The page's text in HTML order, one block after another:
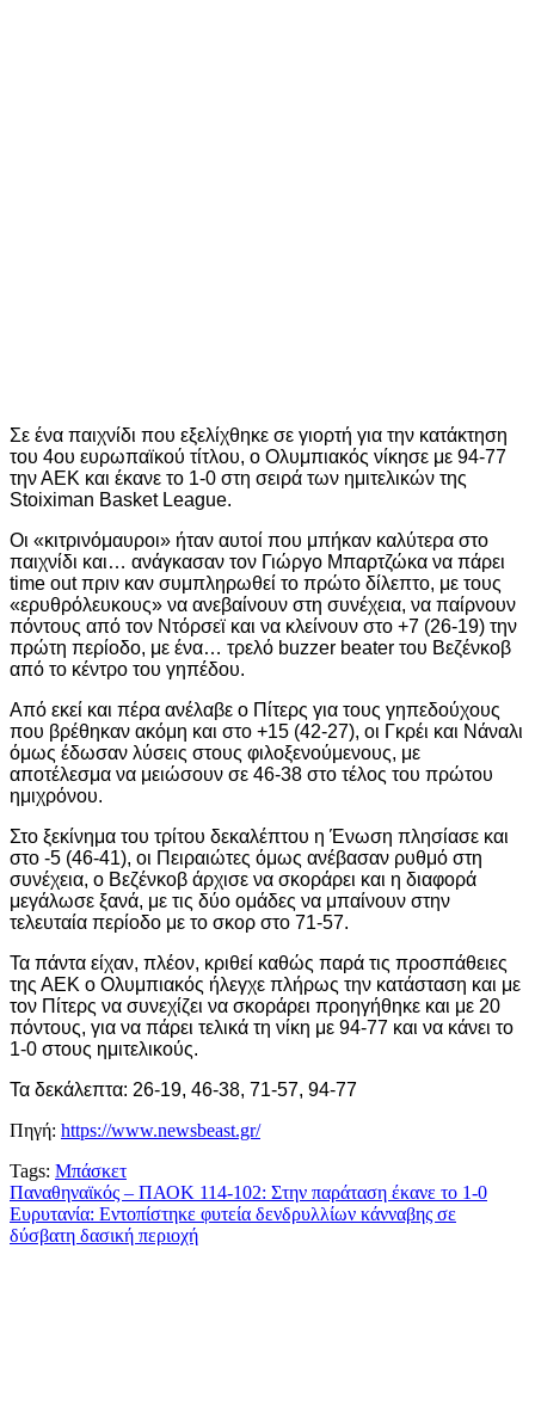
Σε ένα παιχνίδι που εξελίχθηκε σε γιορτή για την κατάκτηση
του 4ου ευρωπαϊκού τίτλου, ο Ολυμπιακός νίκησε με 94-77
την ΑΕΚ και έκανε το 1-0 στη σειρά των ημιτελικών της
Stoiximan Basket League.
Οι «κιτρινόμαυροι» ήταν αυτοί που μπήκαν καλύτερα στο
παιχνίδι και… ανάγκασαν τον Γιώργο Μπαρτζώκα να πάρει
time out πριν καν συμπληρωθεί το πρώτο δίλεπτο, με τους
«ερυθρόλευκους» να ανεβαίνουν στη συνέχεια, να παίρνουν
πόντους από τον Ντόρσεϊ και να κλείνουν στο +7 (26-19) την
πρώτη περίοδο, με ένα… τρελό buzzer beater του Βεζένκοβ
από το κέντρο του γηπέδου.
Από εκεί και πέρα ανέλαβε ο Πίτερς για τους γηπεδούχους
που βρέθηκαν ακόμη και στο +15 (42-27), οι Γκρέι και Νάναλι
όμως έδωσαν λύσεις στους φιλοξενούμενους, με
αποτέλεσμα να μειώσουν σε 46-38 στο τέλος του πρώτου
ημιχρόνου.
Στο ξεκίνημα του τρίτου δεκαλέπτου η Ένωση πλησίασε και
στο -5 (46-41), οι Πειραιώτες όμως ανέβασαν ρυθμό στη
συνέχεια, ο Βεζένκοβ άρχισε να σκοράρει και η διαφορά
μεγάλωσε ξανά, με τις δύο ομάδες να μπαίνουν στην
τελευταία περίοδο με το σκορ στο 71-57.
Τα πάντα είχαν, πλέον, κριθεί καθώς παρά τις προσπάθειες
της ΑΕΚ ο Ολυμπιακός ήλεγχε πλήρως την κατάσταση και με
τον Πίτερς να συνεχίζει να σκοράρει προηγήθηκε και με 20
πόντους, για να πάρει τελικά τη νίκη με 94-77 και να κάνει το
1-0 στους ημιτελικούς.
Τα δεκάλεπτα: 26-19, 46-38, 71-57, 94-77
Πηγή: https://www.newsbeast.gr/
Tags: Μπάσκετ
Πλοήγηση
άρθρων
Παναθηναϊκός – ΠΑΟΚ 114-102: Στην παράταση έκανε το 1-0
Ευρυτανία: Εντοπίστηκε φυτεία δενδρυλλίων κάνναβης σε
δύσβατη δασική περιοχή